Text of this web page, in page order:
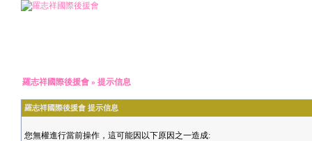
羅志祥國際後援會 » 提示信息
羅志祥國際後援會 提示信息
您無權進行當前操作，這可能因以下原因之一造成: